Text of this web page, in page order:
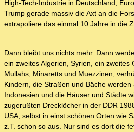
High-Tech-Industrie in Deutschland,
Trump gerade massiv die Axt an die
extrapoliere das einmal 10 Jahre in die
Dann bleibt uns nichts mehr. Dann
ein zweites Algerien, Syrien, ein zweites
Mullahs, Minaretts und Muezzinen,
Kindern, die Straßen und Bäche werden
Indonesien und die Häuser und Städte
zugerußten Drecklöcher in der DDR
USA, selbst in einst schönen Orten wie
z.T. schon so aus. Nur sind es dort die